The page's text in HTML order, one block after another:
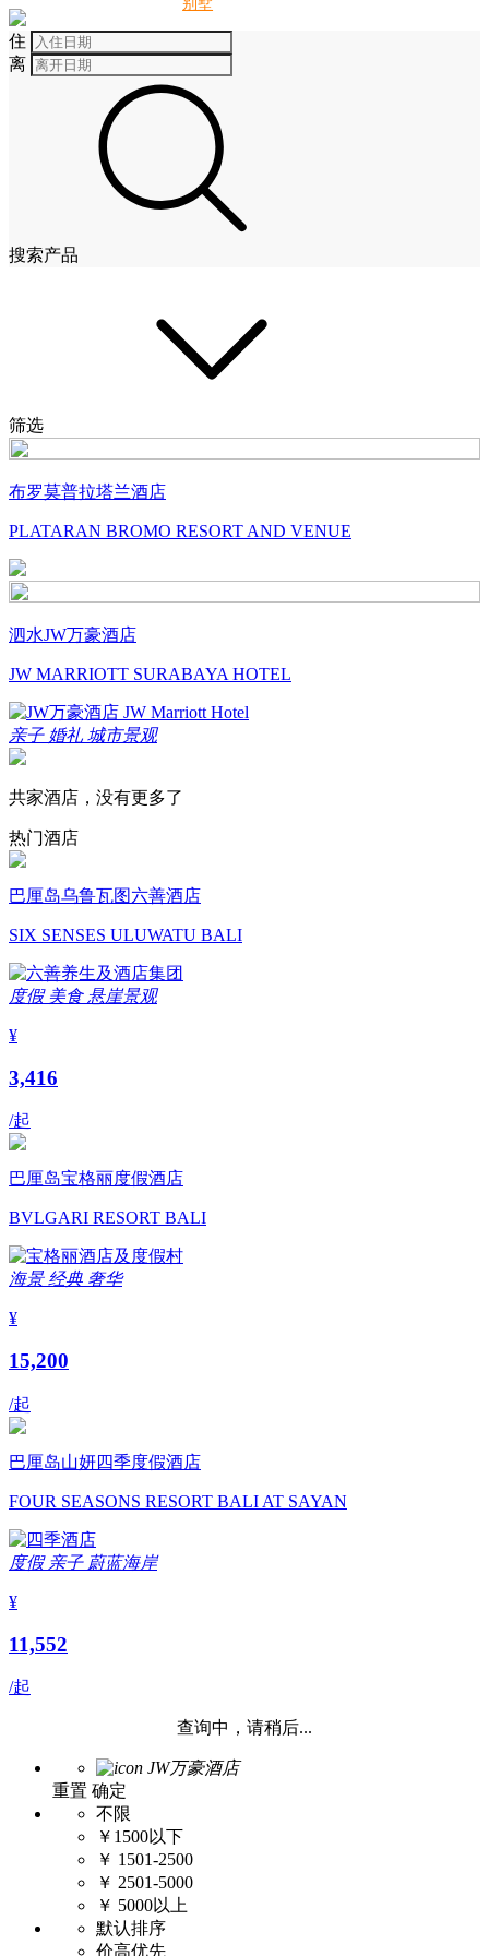
住
离
搜索产品
筛选
布罗莫普拉塔兰酒店
PLATARAN BROMO RESORT AND VENUE
泗水JW万豪酒店
JW MARRIOTT SURABAYA HOTEL
亲子 婚礼 城市景观
共家酒店，没有更多了
热门酒店
巴厘岛乌鲁瓦图六善酒店
SIX SENSES ULUWATU BALI
度假 美食 悬崖景观
¥
3,416
/起
巴厘岛宝格丽度假酒店
BVLGARI RESORT BALI
海景 经典 奢华
¥
15,200
/起
巴厘岛山妍四季度假酒店
FOUR SEASONS RESORT BALI AT SAYAN
度假 亲子 蔚蓝海岸
¥
11,552
/起
查询中，请稍后...
JW万豪酒店
重置 确定
不限
￥1500以下
￥ 1501-2500
￥ 2501-5000
￥ 5000以上
默认排序
价高优先